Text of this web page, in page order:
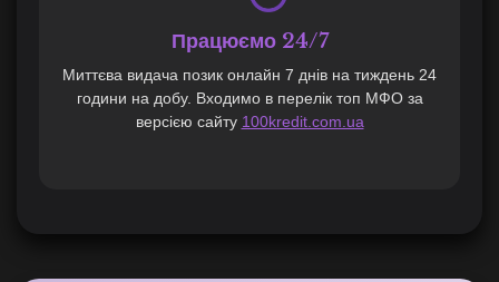
Працюємо 24/7
Миттєва видача позик онлайн 7 днів на тиждень 24
години на добу. Входимо в перелік топ МФО за
версією сайту 100kredit.com.ua